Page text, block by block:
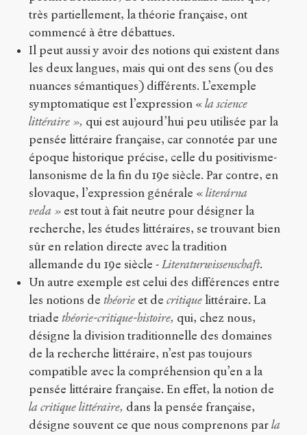
très partiellement, la théorie française, ont
commencé à être débattues.
Il peut aussi y avoir des notions qui existent dans
les deux langues, mais qui ont des sens (ou des
nuances sémantiques) différents. L’exemple
symptomatique est l’expression «la science
littéraire », qui est aujourd’hui peu utilisée par la
pensée littéraire française, car connotée par une
époque historique précise, celle du positivisme-
lansonisme de la fin du 19e siècle. Par contre, en
slovaque, l’expression générale «literárna
veda » est tout à fait neutre pour désigner la
recherche, les études littéraires, se trouvant bien
sûr en relation directe avec la tradition
allemande du 19e siècle -Literaturwissenschaft.
Un autre exemple est celui des différences entre
les notions dethéorie et decritique littéraire. La
triadethéorie-critique-histoire, qui, chez nous,
désigne la division traditionnelle des domaines
de la recherche littéraire, n’est pas toujours
compatible avec la compréhension qu’en a la
pensée littéraire française. En effet, la notion de
la critique littéraire, dans la pensée française,
désigne souvent ce que nous comprenons parla